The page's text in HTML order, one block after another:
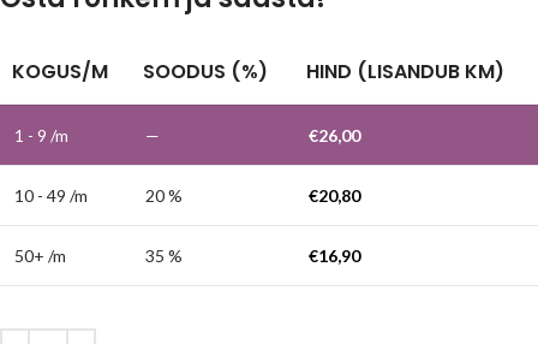
KOGUS/M SOODUS (%) HIND (LISANDUB KM)
1 - 9 /m — €26,00
10 - 49 /m 20 % €20,80
50+ /m 35 % €16,90